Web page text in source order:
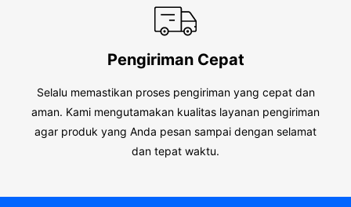
Pengiriman Cepat
Selalu memastikan proses pengiriman yang cepat dan
aman. Kami mengutamakan kualitas layanan pengiriman
agar produk yang Anda pesan sampai dengan selamat
dan tepat waktu.